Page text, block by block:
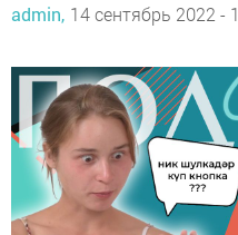
admin, 14 сентябрь 2022 -